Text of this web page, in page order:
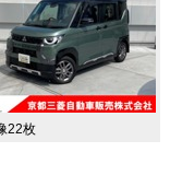
22枚